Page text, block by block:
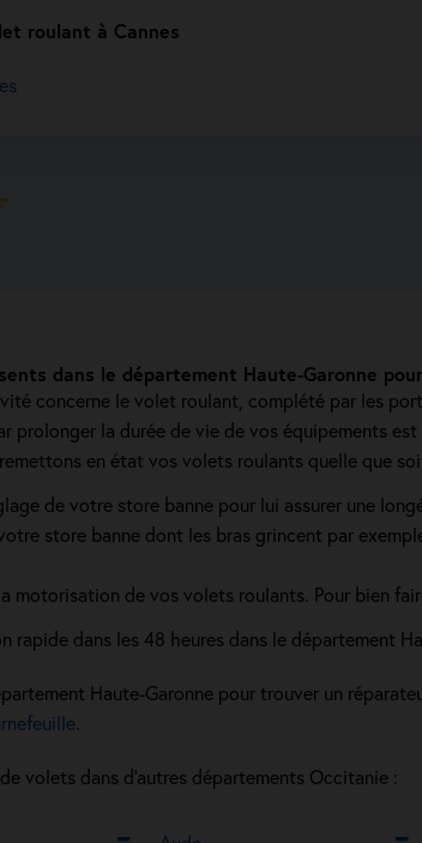
dans le département Haute-Garonne
concerne le volet roulant, complété par les
prolonger la durée de vie de vos équipements
en état vos volets roulants quelle que
de votre store banne pour lui assurer une
store banne dont les bras grincent par
motorisation de vos volets roulants. Pour bien
rapide dans les 48 heures dans le département
Haute-Garonne pour trouver un
.
volets dans d’autres départements Occitanie :
roulant à Cannes